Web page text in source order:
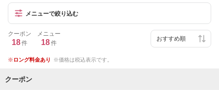
メニューで絞り込む
クーポン
18件
メニュー
18件
ロング料金あり 価格は税込表示です。
クーポン